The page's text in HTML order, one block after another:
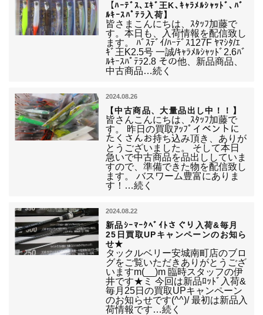
【ﾊｰﾃﾞｽ､ｴｷﾞ王K､ｷｬﾗﾒﾙｼｬｯﾄﾞ､ﾊﾞ
ﾙｷｰｽﾊﾟﾃﾗ入荷】
皆さまこんにちは、ｽﾀｯﾌ加藤で
す。本日も、入荷情報を配信致し
ます。 ﾊﾞｽﾃﾞｲ/ﾊｰﾃﾞｽ127F ﾔﾏｼﾀ/ｴ
ｷﾞ王K2.5号 一誠/ｷｬﾗﾒﾙｼｬｯﾄﾞ2.6ﾊﾞ
ﾙｷｰｽﾊﾟﾃﾗ2.8 その他、新品商品、
中古商品…続く
2024.08.26
【中古商品、大量品出し中！！】
皆さんこんにちは、ｽﾀｯﾌ加藤で
す。 昨日の買取ｱｯﾌﾟイベントに
たくさんお持ち込み頂き、ありが
とうございました。 そして本日
急いで中古商品を品出ししていま
すので、準備できた物を配信致し
ます。 バスワーム豊富にありま
す！…続く
2024.08.22
新品ｼｰﾏｰｸﾍﾞｲﾄさぐり入荷&毎月
25日買取UPキャンペーンのお知ら
せ★
タックルベリー安城南町店のブロ
グをご覧いただきありがとうござ
いますm(__)m 臨時スタッフの伊
井です★ミ 今回は新品ﾛｯﾄﾞ入荷&
毎月25日の買取UPキャンペーン
のお知らせです(^^)/ 最初は新品入
荷情報です…続く